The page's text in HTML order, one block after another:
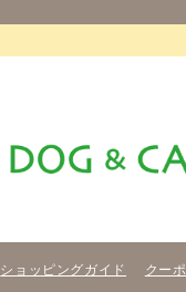
ショッピングガイド クー